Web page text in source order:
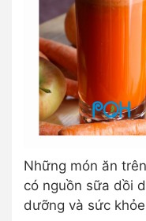
Những món ăn
có nguồn sữa dồi
dưỡng và sức